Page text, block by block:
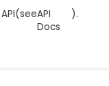
API(seeAPI
Docs
).